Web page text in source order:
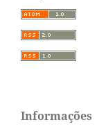
Informações